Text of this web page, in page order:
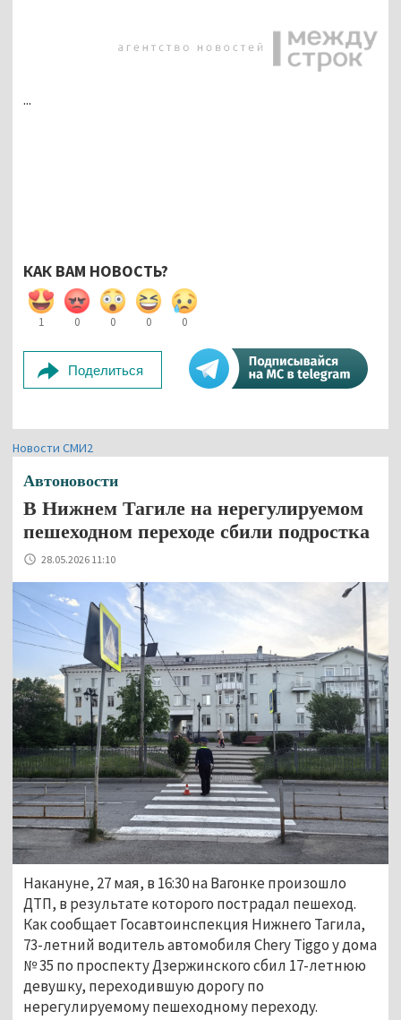
...
КАК ВАМ НОВОСТЬ?
1 0 0 0 0
Поделиться
Новости СМИ2
Автоновости
В Нижнем Тагиле на нерегулируемом
пешеходном переходе сбили подростка
28.05.2026 11:10
Накануне, 27 мая, в 16:30 на Вагонке произошло
ДТП, в результате которого пострадал пешеход.
Как сообщает Госавтоинспекция Нижнего Тагила,​
73-летний водитель автомобиля Chery Tiggo у дома
№ 35 по проспекту Дзержинского сбил 17-летнюю
девушку, переходившую дорогу по
нерегулируемому пешеходному переходу.